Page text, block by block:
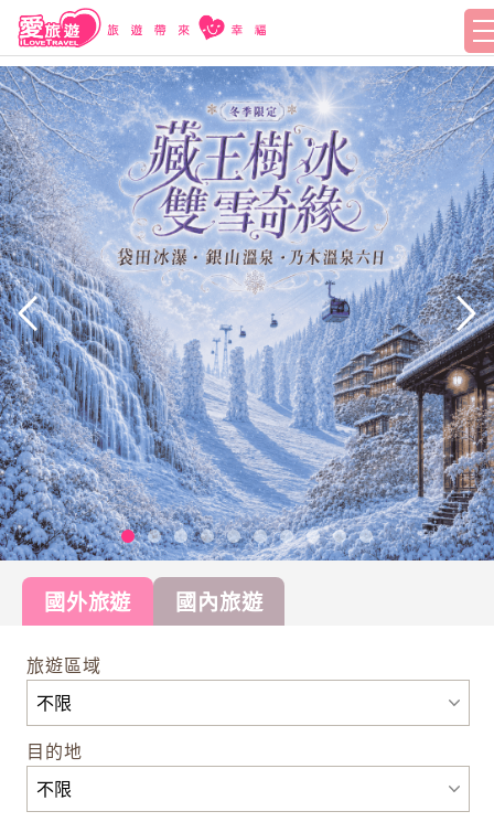
國外旅遊 國內旅遊
旅遊區域
目的地